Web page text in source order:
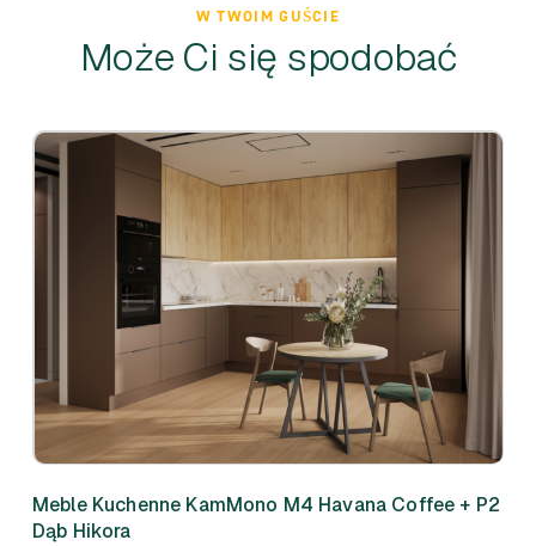
W TWOIM GUŚCIE
Może Ci się spodobać
Meble Kuchenne KamMono M4 Havana Coffee + P2
Dąb Hikora